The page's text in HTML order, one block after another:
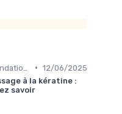
• 12/06/2025
à la kératine :
savoir